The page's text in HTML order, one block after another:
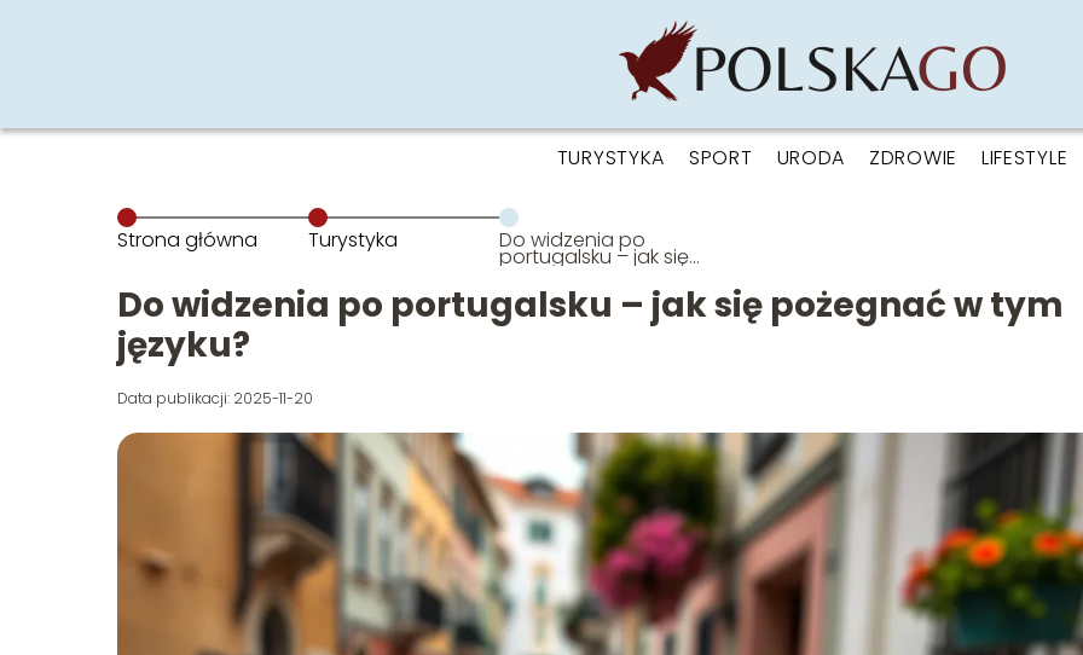
TURYSTYKA SPORT URODA ZDROWIE LIFESTYLE
Strona główna Turystyka Do widzenia po
portugalsku – jak się
pożegnać w tym języku?
Do widzenia po portugalsku – jak się pożegnać w tym
języku?
Data publikacji: 2025-11-20